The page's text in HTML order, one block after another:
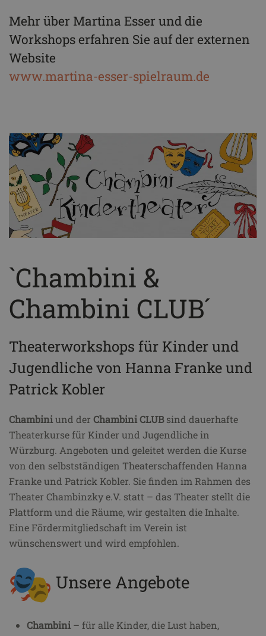
Mehr über Martina Esser und die
Workshops erfahren Sie auf der externen
Website
www.martina-esser-spielraum.de
`Chambini &
Chambini CLUB´
Theaterworkshops für Kinder und
Jugendliche von Hanna Franke und
Patrick Kobler
Chambiniund der Chambini CLUBsind dauerhafte
Theaterkurse für Kinder und Jugendliche in
Würzburg. Angeboten und geleitet werden die Kurse
von den selbstständigen Theaterschaffenden Hanna
Franke und Patrick Kobler. Sie finden im Rahmen des
Theater Chambinzky e.V. statt – das Theater stellt die
Plattform und die Räume, wir gestalten die Inhalte.
Eine Fördermitgliedschaft im Verein ist
wünschenswert und wird empfohlen.
Unsere Angebote
Chambini – für alle Kinder, die Lust haben,